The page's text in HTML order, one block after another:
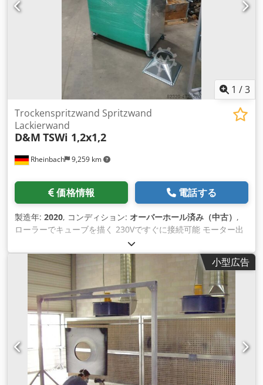
への移行: 150,- EUR net ペイントストップフィルターマットタ
ーミナルストリップ150,- EURネット ヒンジ付きサイドバッフ
ルプレート: 590,- EUR net Dcodpfjfr T Eqox Akiek 写真は異な
る場合があります。 我々はまた、供給空気システム、熱交換
器、供給空気の天井、配管などを備えた完全な噴霧室を提供す
ることができます。 お問い合わせください。
1 /3
Rheinbach 9,259 km
Trockenspritzwand Spritzwand
Lackierwand
D&M TSWi 1,2x1,2
価格情報 電話する
製造年: 2020, コンディション: オーバーホール済み（中古） ,
ローラーでキューブを描く 230Vですぐに接続可能 モーター出
力：1.1 kW 吐出量: 2.500 m³/h 寸法1200 x 1200 mm W X H
ホース接続口（背面・底面）：250 mm ペーパーフィルターと
ペイントストップフィルターマットの二重濾過システム スプレ
ーブース ペイントミスト ドライスプレーウォール スプレーウ
ォール ペイントウォール Dsdpfx Asfuhu Askijck
小型広告